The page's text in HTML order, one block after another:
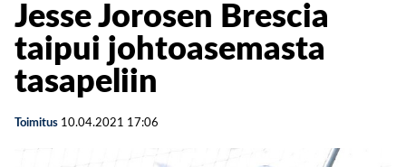
Jesse Jorosen Brescia
taipui johtoasemasta
tasapeliin
Toimitus 10.04.2021 17:06